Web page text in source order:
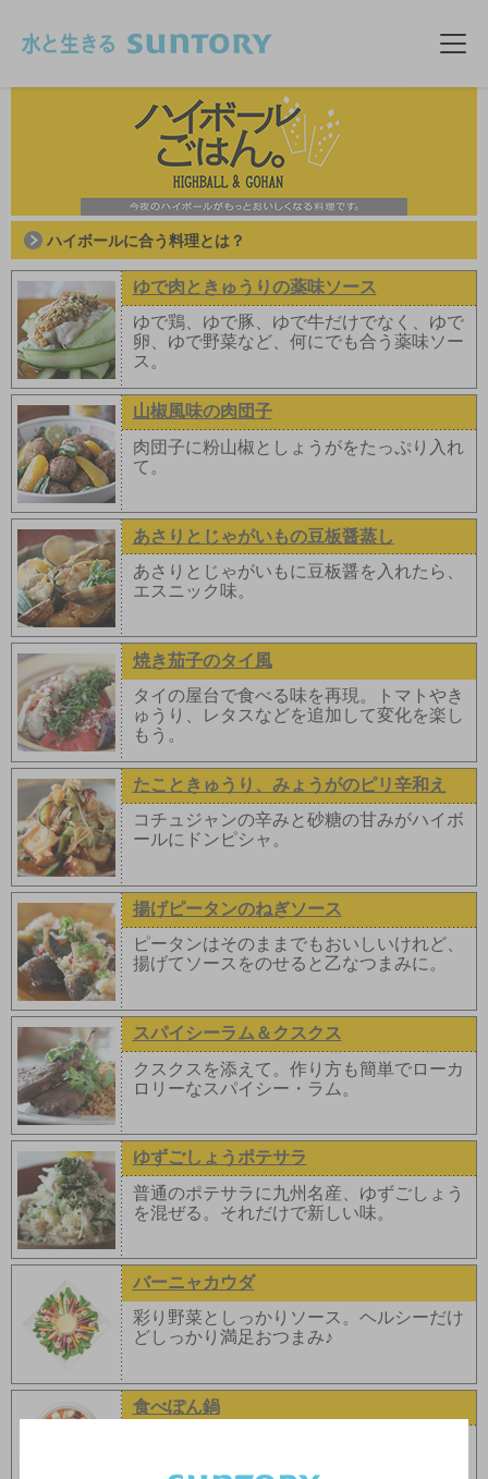
メ
ハイボールに合う料理とは？
ゆで肉ときゅうりの薬味ソース
ゆで鶏、ゆで豚、ゆで牛だけでなく、ゆで
卵、ゆで野菜など、何にでも合う薬味ソー
ス。
山椒風味の肉団子
肉団子に粉山椒としょうがをたっぷり入れ
て。
あさりとじゃがいもの豆板醤蒸し
あさりとじゃがいもに豆板醤を入れたら、
エスニック味。
焼き茄子のタイ風
タイの屋台で食べる味を再現。トマトやき
ゅうり、レタスなどを追加して変化を楽し
もう。
たこときゅうり、みょうがのピリ辛和え
コチュジャンの辛みと砂糖の甘みがハイボ
ールにドンピシャ。
揚げピータンのねぎソース
ピータンはそのままでもおいしいけれど、
揚げてソースをのせると乙なつまみに。
スパイシーラム＆クスクス
クスクスを添えて。作り方も簡単でローカ
ロリーなスパイシー・ラム。
ゆずごしょうポテサラ
普通のポテサラに九州名産、ゆずごしょう
を混ぜる。それだけで新しい味。
バーニャカウダ
彩り野菜としっかりソース。ヘルシーだけ
どしっかり満足おつまみ♪
食べぽん鍋